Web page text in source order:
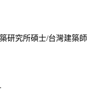
研究所碩士/台灣建築師